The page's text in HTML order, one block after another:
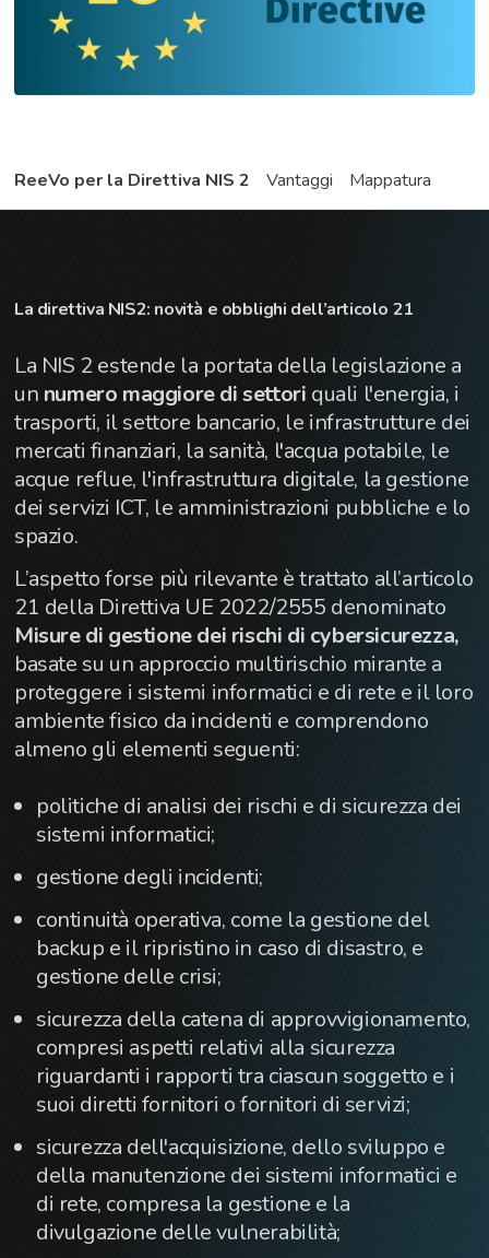
ReeVo per la Direttiva NIS 2 Vantaggi Mappatura
La direttiva NIS2: novità e obblighi dell’articolo 21
La NIS 2 estende la portata della legislazione a
un numero maggiore di settori quali l'energia, i
trasporti, il settore bancario, le infrastrutture dei
mercati finanziari, la sanità, l'acqua potabile, le
acque reflue, l'infrastruttura digitale, la gestione
dei servizi ICT, le amministrazioni pubbliche e lo
spazio.
L’aspetto forse più rilevante è trattato all’articolo
21 della Direttiva UE 2022/2555 denominato
Misure di gestione dei rischi di cybersicurezza,
basate su un approccio multirischio mirante a
proteggere i sistemi informatici e di rete e il loro
ambiente fisico da incidenti e comprendono
almeno gli elementi seguenti:
politiche di analisi dei rischi e di sicurezza dei
sistemi informatici;
gestione degli incidenti;
continuità operativa, come la gestione del
backup e il ripristino in caso di disastro, e
gestione delle crisi;
sicurezza della catena di approvvigionamento,
compresi aspetti relativi alla sicurezza
riguardanti i rapporti tra ciascun soggetto e i
suoi diretti fornitori o fornitori di servizi;
sicurezza dell'acquisizione, dello sviluppo e
della manutenzione dei sistemi informatici e
di rete, compresa la gestione e la
divulgazione delle vulnerabilità;